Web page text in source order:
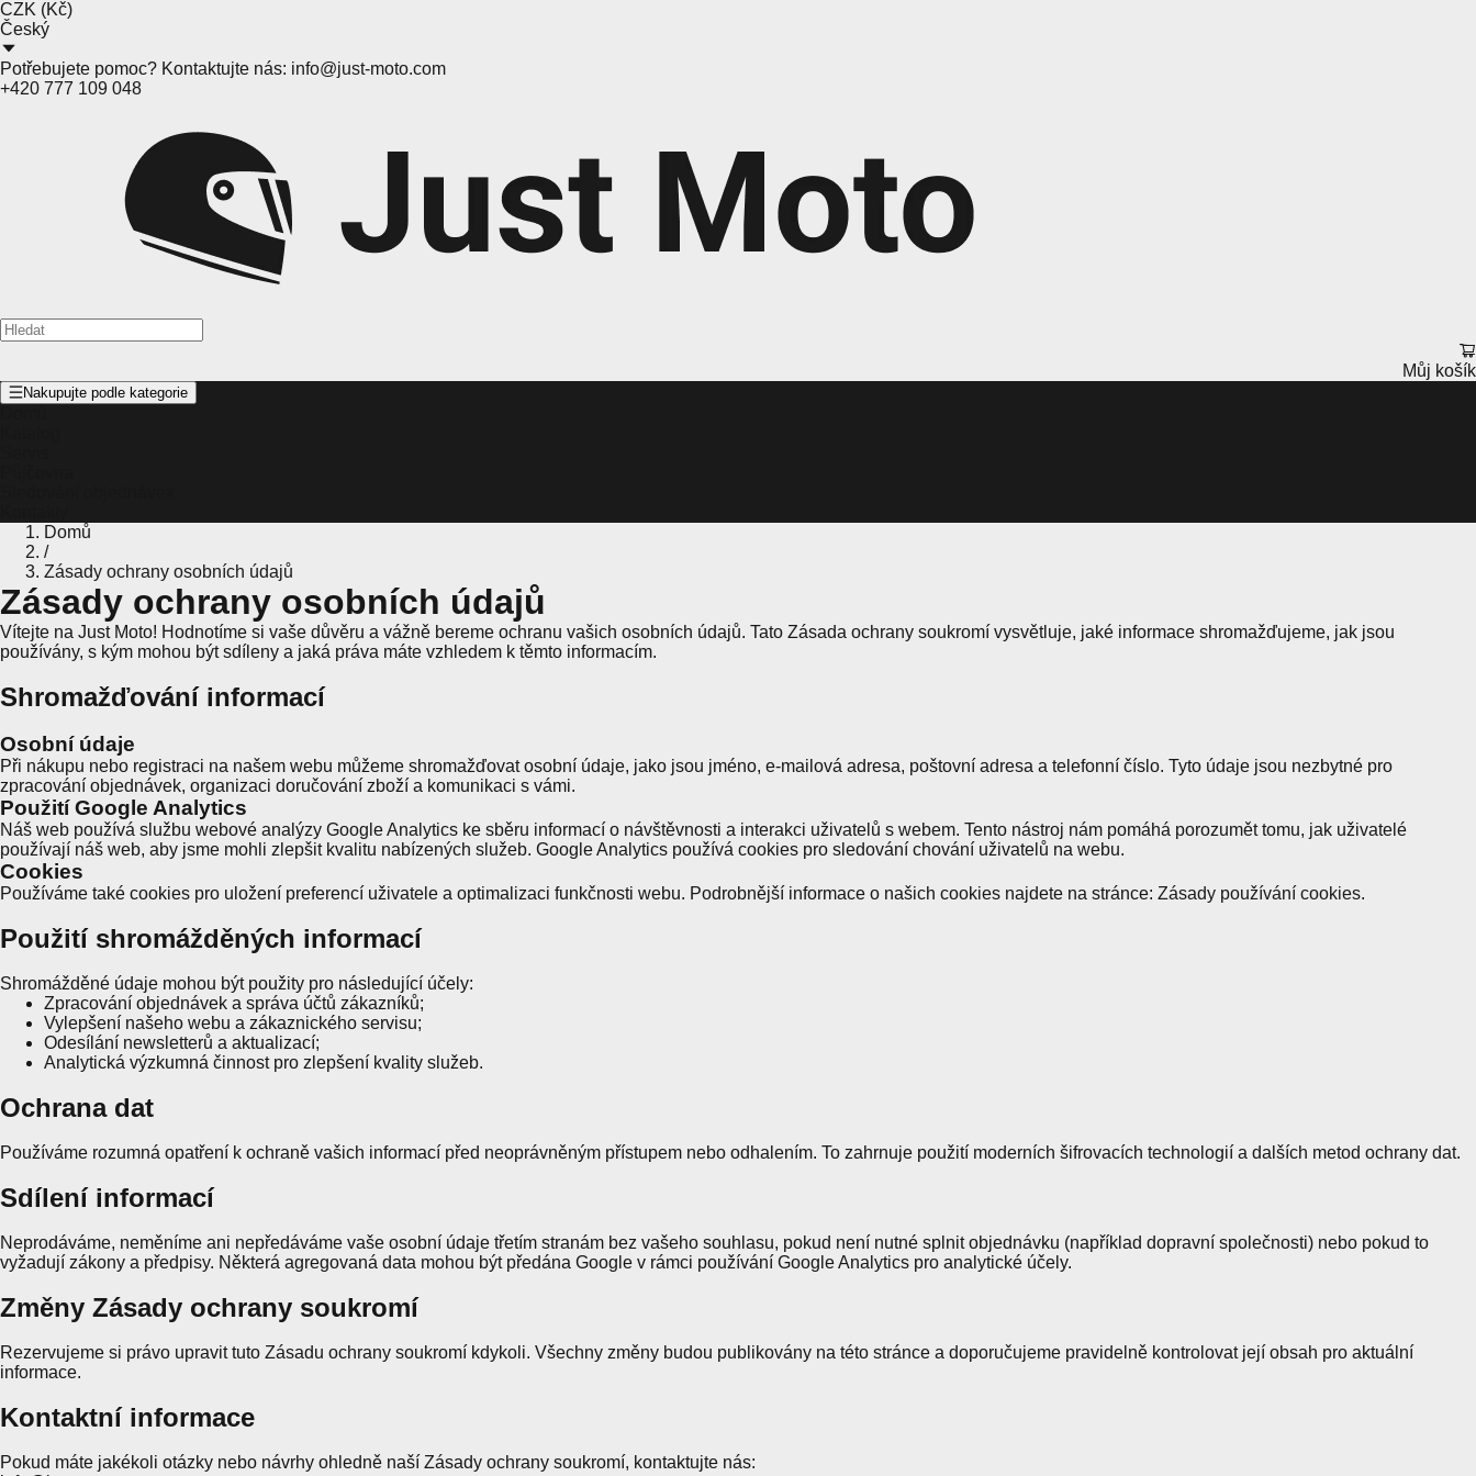
CZK (Kč)
Český
Potřebujete pomoc? Kontaktujte nás: info@just-moto.com
+420 777 109 048
Můj košík
Nakupujte podle kategorie
Domů
/
Zásady ochrany osobních údajů
Zásady ochrany osobních údajů
Vítejte na Just Moto! Hodnotíme si vaše důvěru a vážně bereme ochranu vašich osobních údajů. Tato Zásada ochrany soukromí vysvětluje, jaké informace shromažďujeme, jak jsou
používány, s kým mohou být sdíleny a jaká práva máte vzhledem k těmto informacím.
Shromažďování informací
Osobní údaje
Při nákupu nebo registraci na našem webu můžeme shromažďovat osobní údaje, jako jsou jméno, e-mailová adresa, poštovní adresa a telefonní číslo. Tyto údaje jsou nezbytné pro
zpracování objednávek, organizaci doručování zboží a komunikaci s vámi.
Použití Google Analytics
Náš web používá službu webové analýzy Google Analytics ke sběru informací o návštěvnosti a interakci uživatelů s webem. Tento nástroj nám pomáhá porozumět tomu, jak uživatelé
používají náš web, aby jsme mohli zlepšit kvalitu nabízených služeb. Google Analytics používá cookies pro sledování chování uživatelů na webu.
Cookies
Používáme také cookies pro uložení preferencí uživatele a optimalizaci funkčnosti webu. Podrobnější informace o našich cookies najdete na stránce: Zásady používání cookies.
Použití shromážděných informací
Shromážděné údaje mohou být použity pro následující účely:
Zpracování objednávek a správa účtů zákazníků;
Vylepšení našeho webu a zákaznického servisu;
Odesílání newsletterů a aktualizací;
Analytická výzkumná činnost pro zlepšení kvality služeb.
Ochrana dat
Používáme rozumná opatření k ochraně vašich informací před neoprávněným přístupem nebo odhalením. To zahrnuje použití moderních šifrovacích technologií a dalších metod ochrany dat.
Sdílení informací
Neprodáváme, neměníme ani nepředáváme vaše osobní údaje třetím stranám bez vašeho souhlasu, pokud není nutné splnit objednávku (například dopravní společnosti) nebo pokud to
vyžadují zákony a předpisy. Některá agregovaná data mohou být předána Google v rámci používání Google Analytics pro analytické účely.
Změny Zásady ochrany soukromí
Rezervujeme si právo upravit tuto Zásadu ochrany soukromí kdykoli. Všechny změny budou publikovány na této stránce a doporučujeme pravidelně kontrolovat její obsah pro aktuální
informace.
Kontaktní informace
Pokud máte jakékoli otázky nebo návrhy ohledně naší Zásady ochrany soukromí, kontaktujte nás: